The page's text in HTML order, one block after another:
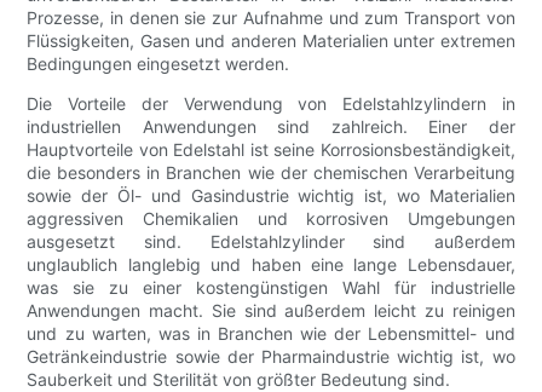
Prozesse, in denen sie zur Aufnahme und zum Transport von
Flüssigkeiten, Gasen und anderen Materialien unter extremen
Bedingungen eingesetzt werden.
Die Vorteile der Verwendung von Edelstahlzylindern in
industriellen Anwendungen sind zahlreich. Einer der
Hauptvorteile von Edelstahl ist seine Korrosionsbeständigkeit,
die besonders in Branchen wie der chemischen Verarbeitung
sowie der Öl- und Gasindustrie wichtig ist, wo Materialien
aggressiven Chemikalien und korrosiven Umgebungen
ausgesetzt sind. Edelstahlzylinder sind außerdem
unglaublich langlebig und haben eine lange Lebensdauer,
was sie zu einer kostengünstigen Wahl für industrielle
Anwendungen macht. Sie sind außerdem leicht zu reinigen
und zu warten, was in Branchen wie der Lebensmittel- und
Getränkeindustrie sowie der Pharmaindustrie wichtig ist, wo
Sauberkeit und Sterilität von größter Bedeutung sind.